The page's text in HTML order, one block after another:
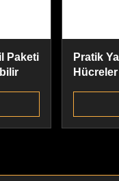
Paketi
Pratik